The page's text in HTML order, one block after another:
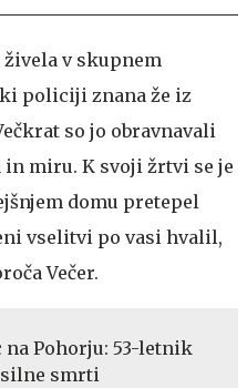
v skupnem
policiji znana že iz
so jo obravnavali
in miru. K svoji žrtvi se je
domu pretepel
vselitvi po vasi hvalil,
Večer.
na Pohorju: 53-letnik
smrti